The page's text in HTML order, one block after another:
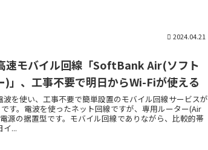
2024.04.21
速モバイル回線「SoftBank Air(ソフト
)」、工事不要で明日からWi-Fiが使える
波を使い、工事不要で簡単設置のモバイル回線サービスが
です。電波を使ったネット回線ですが、専用ルーター(Air
源の据置型です。モバイル回線でありながら、比較的帯
イ...